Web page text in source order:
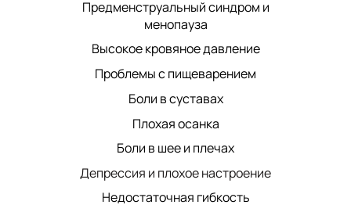
Предменструальный синдром и
менопауза
Высокое кровяное давление
Проблемы с пищеварением
Боли в суставах
Плохая осанка
Боли в шее и плечах
Депрессия и плохое настроение
Недостаточная гибкость